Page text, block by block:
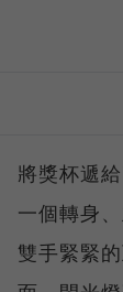
將獎杯遞
一個轉身
雙手緊緊